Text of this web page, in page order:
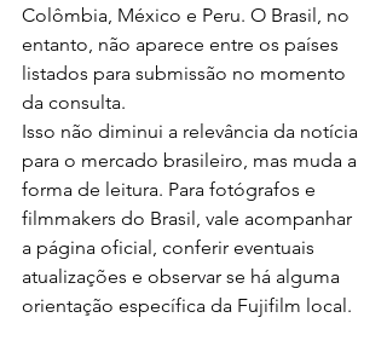
Colômbia, México e Peru. O Brasil, no
entanto, não aparece entre os países
listados para submissão no momento
da consulta.
Isso não diminui a relevância da notícia
para o mercado brasileiro, mas muda a
forma de leitura. Para fotógrafos e
filmmakers do Brasil, vale acompanhar
a página oficial, conferir eventuais
atualizações e observar se há alguma
orientação específica da Fujifilm local.